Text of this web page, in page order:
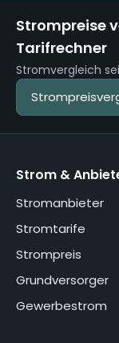
Strompreise
Tarifrechner
Stromvergleich
Strom &
Stromanbieter
Stromtarife
Strompreis
Grundversorger
Gewerbestrom